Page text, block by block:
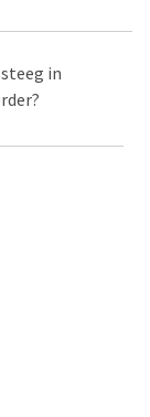
in